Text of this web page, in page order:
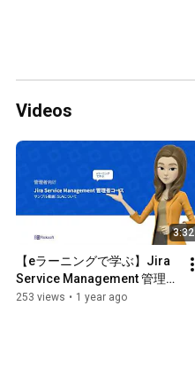
Videos
3:32
【eラーニングで学ぶ】Jira
Service Management 管理者
コース：サンプル動画：SLA
253 views • 1 year ago